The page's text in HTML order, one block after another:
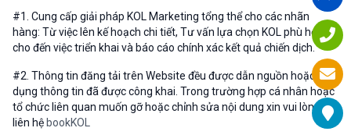
#1. Cung cấp giải pháp KOL Marketing tổng thể cho các nhãn
hàng: Từ việc lên kế hoạch chi tiết, Tư vấn lựa chọn KOL phù hợp
cho đến việc triển khai và báo cáo chính xác kết quả chiến dịch.
#2. Thông tin đăng tải trên Website đều được dẫn nguồn hoặc sử
dụng thông tin đã được công khai. Trong trường hợp cá nhân hoặc
tổ chức liên quan muốn gỡ hoặc chỉnh sửa nội dung xin vui lòng
liên hệbookKOL